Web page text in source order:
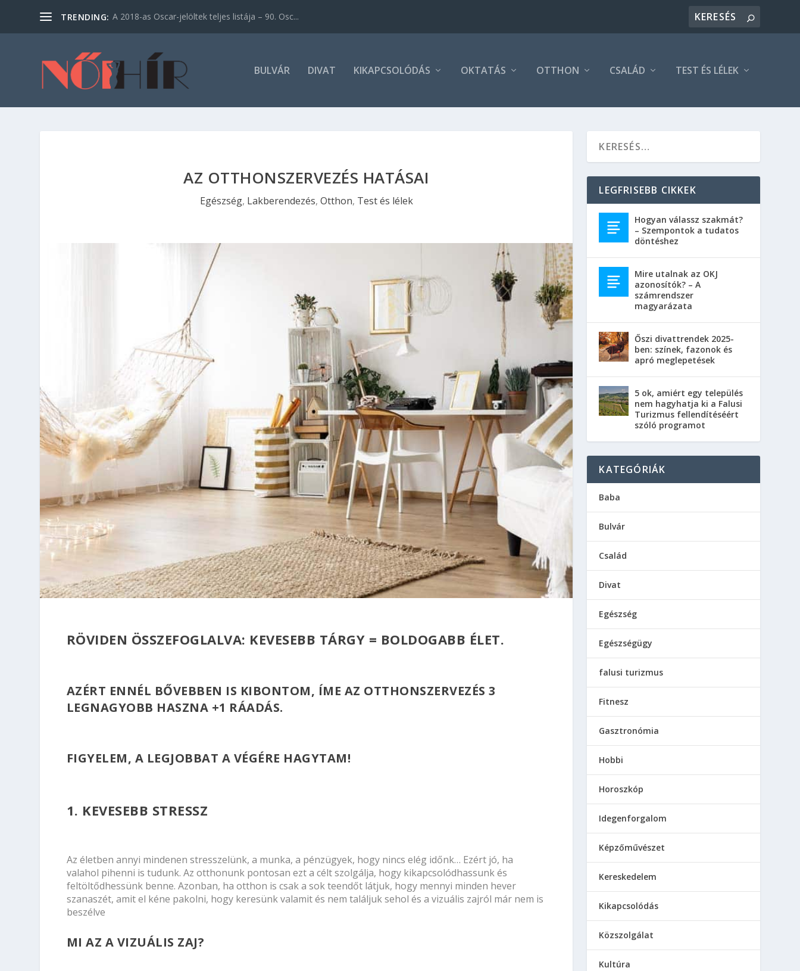
TRENDING: A 2018-as Oscar-jelöltek teljes listája – 90. Osc...
BULVÁR DIVAT KIKAPCSOLÓDÁS OKTATÁS OTTHON CSALÁD TEST ÉS LÉLEK
AZ OTTHONSZERVEZÉS HATÁSAI
Egészség, Lakberendezés, Otthon, Test és lélek
RÖVIDEN ÖSSZEFOGLALVA: KEVESEBB TÁRGY = BOLDOGABB ÉLET.
AZÉRT ENNÉL BŐVEBBEN IS KIBONTOM, ÍME AZ OTTHONSZERVEZÉS 3
LEGNAGYOBB HASZNA +1 RÁADÁS.
FIGYELEM, A LEGJOBBAT A VÉGÉRE HAGYTAM!
1. KEVESEBB STRESSZ
Az életben annyi mindenen stresszelünk, a munka, a pénzügyek, hogy nincs elég időnk… Ezért jó, ha
valahol pihenni is tudunk. Az otthonunk pontosan ezt a célt szolgálja, hogy kikapcsolódhassunk és
feltöltődhessünk benne. Azonban, ha otthon is csak a sok teendőt látjuk, hogy mennyi minden hever
szanaszét, amit el kéne pakolni, hogy keresünk valamit és nem találjuk sehol és a vizuális zajról már nem is
beszélve
MI AZ A VIZUÁLIS ZAJ?
LEGFRISEBB CIKKEK
Hogyan válassz szakmát?
– Szempontok a tudatos
döntéshez
Mire utalnak az OKJ
azonosítók? – A
számrendszer
magyarázata
Őszi divattrendek 2025-
ben: színek, fazonok és
apró meglepetések
5 ok, amiért egy település
nem hagyhatja ki a Falusi
Turizmus fellendítéséért
szóló programot
KATEGÓRIÁK
Baba
Bulvár
Család
Divat
Egészség
Egészségügy
falusi turizmus
Fitnesz
Gasztronómia
Hobbi
Horoszkóp
Idegenforgalom
Képzőművészet
Kereskedelem
Kikapcsolódás
Közszolgálat
Kultúra